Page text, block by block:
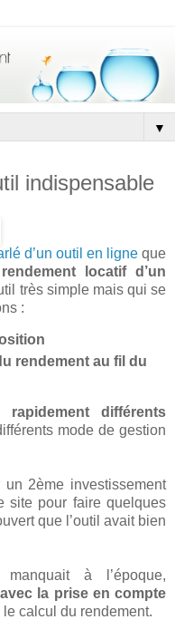
▼
indispensable
d’un outil en ligneque
locatif d’un
très simple mais qui se
:
rendement au fil du
rapidement différents
mode de gestion
2ème investissement
site pour faire quelques
que l’outil avait bien
à l’époque,
avec la prise en compte
le calcul du rendement.